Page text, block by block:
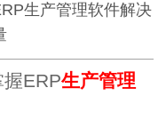
生产管理软件解决
ERP生产管理